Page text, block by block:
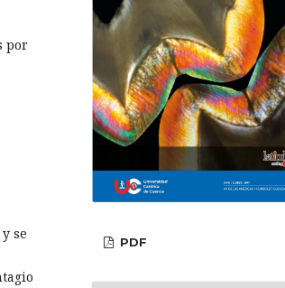
por
se
PDF